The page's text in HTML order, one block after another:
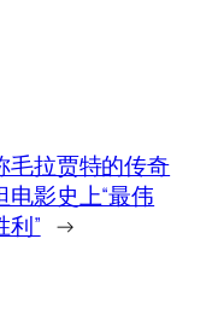
毛拉贾特的传奇
电影史上“最伟
利” →